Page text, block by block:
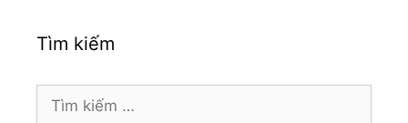
Tìm kiếm
Tìm